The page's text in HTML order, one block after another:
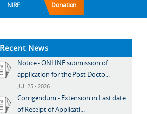
NIRF
Donation
Recent News
Notice - ONLINE submission of
application for the Post Docto...
JUL 25 - 2026
Corrigendum - Extension in Last date
of Receipt of Applicati...